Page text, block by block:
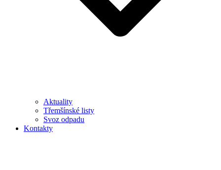
Aktuality
Třemšínské listy
Svoz odpadu
Kontakty